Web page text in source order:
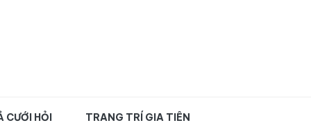
nghiệp TPHCM
CƯỚI HỎI TRANG TRÍ GIA TIÊN